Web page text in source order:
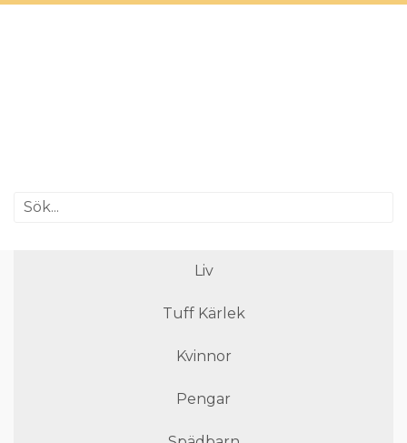
Liv
Tuff Kärlek
Kvinnor
Pengar